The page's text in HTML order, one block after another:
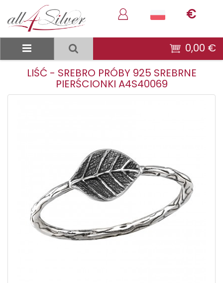
€
0,00 €
LIŚĆ - SREBRO PRÓBY 925 SREBRNE
PIERŚCIONKI A4S40069